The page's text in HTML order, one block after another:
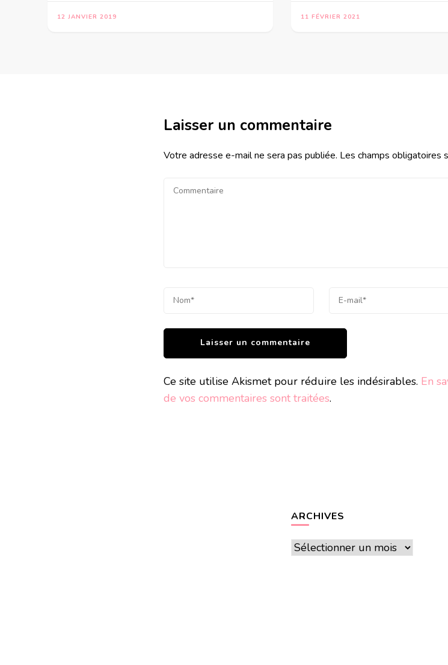
12 JANVIER 2019 11 FÉVRIER 2021
Laisser un commentaire
Votre adresse e-mail ne sera pas publiée. Les champs obligatoires
Ce site utilise Akismet pour réduire les indésirables. En
de vos commentaires sont traitées.
ARCHIVES
Archives